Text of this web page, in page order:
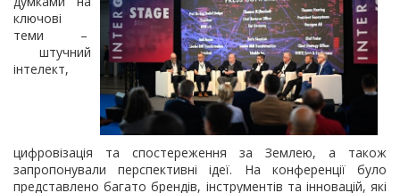
ключові
теми –
штучний
інтелект,
цифровізація та спостереження за Землею, а також
запропонували перспективні ідеї. На конференції було
представлено багато брендів, інструментів та інновацій, які